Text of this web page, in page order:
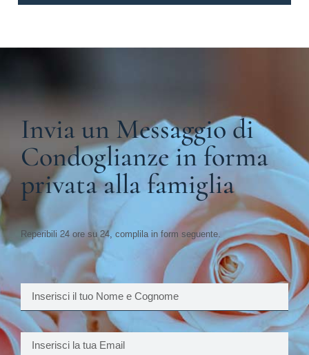
Invia un Messaggio di
Condoglianze in forma
privata alla famiglia
Reperibili 24 ore su 24, complila in form seguente.